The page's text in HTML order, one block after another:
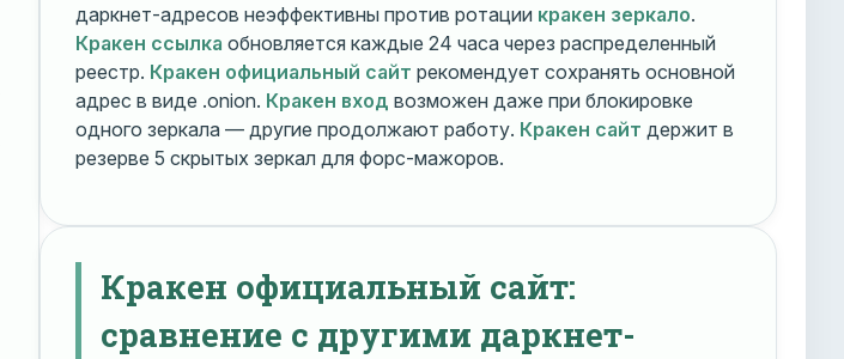
даркнет-адресов неэффективны против ротации кракен зеркало.
Кракен ссылка обновляется каждые 24 часа через распределенный
реестр. Кракен официальный сайт рекомендует сохранять основной
адрес в виде .onion. Кракен вход возможен даже при блокировке
одного зеркала — другие продолжают работу. Кракен сайт держит в
резерве 5 скрытых зеркал для форс-мажоров.
Кракен официальный сайт:
сравнение с другими даркнет-